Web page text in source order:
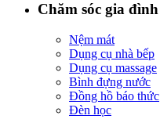
Chăm sóc gia đình
Nệm mát
Dụng cụ nhà bếp
Dụng cụ massage
Bình đựng nước
Đồng hồ báo thức
Đèn học